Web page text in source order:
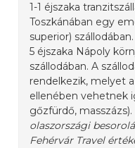
1-1 éjszaka
Toszkánában egy
superior) szállodában.
5 éjszaka Nápoly
szállodában. A
rendelkezik, melyet
ellenében vehetnek
gőzfürdő, masszázs).
olaszországi
Fehérvár Travel